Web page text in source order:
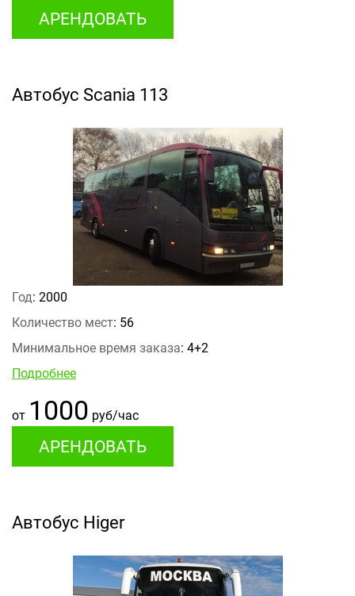
АРЕНДОВАТЬ
Автобус Scania 113
Год: 2000
Количество мест: 56
Минимальное время заказа: 4+2
Подробнее
от 1000 руб/час
АРЕНДОВАТЬ
Автобус Higer